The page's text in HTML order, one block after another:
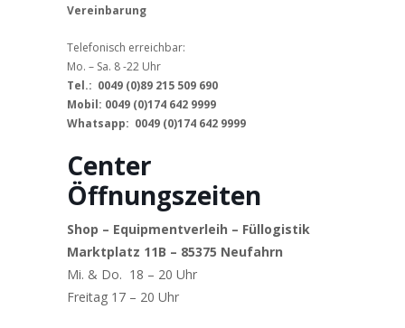
Vereinbarung
Telefonisch erreichbar:
Mo. – Sa. 8 -22 Uhr
Tel.: 0049 (0)89 215 509 690
Mobil: 0049 (0)174 642 9999
Whatsapp: 0049 (0)174 642 9999
Center
Öffnungszeiten
Shop – Equipmentverleih – Füllogistik
Marktplatz 11B – 85375 Neufahrn
Mi. & Do. 18 – 20 Uhr
Freitag 17 – 20 Uhr